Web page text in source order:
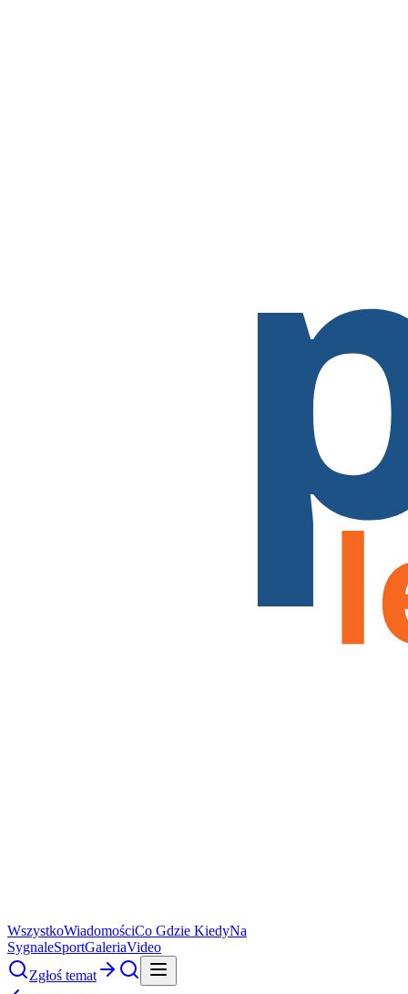
WszystkoWiadomościCo Gdzie KiedyNa
SygnaleSportGaleriaVideo
Zgłoś temat